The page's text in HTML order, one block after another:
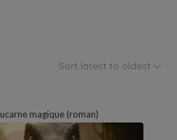
Sort latest to oldest
magique (roman)